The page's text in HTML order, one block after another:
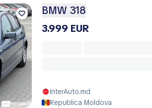
BMW 318
3.999 EUR
InterAuto.md
Republica Moldova